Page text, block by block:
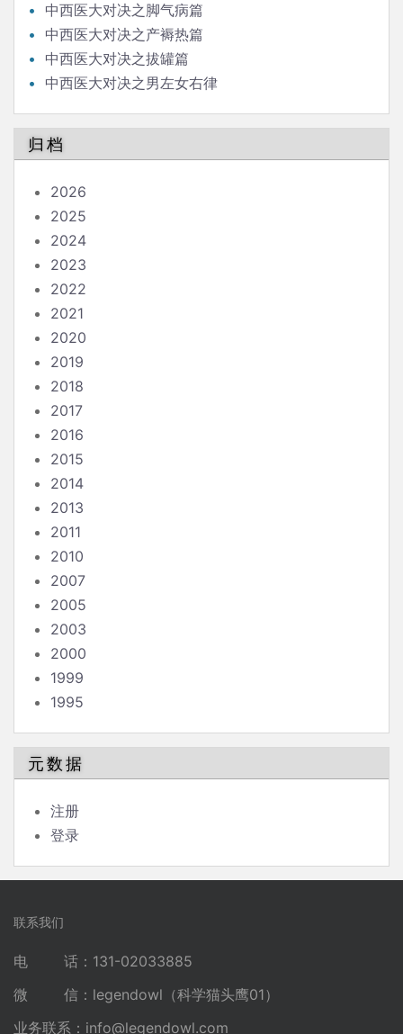
中西医大对决之脚气病篇
中西医大对决之产褥热篇
中西医大对决之拔罐篇
中西医大对决之男左女右律
归档
2026
2025
2024
2023
2022
2021
2020
2019
2018
2017
2016
2015
2014
2013
2011
2010
2007
2005
2003
2000
1999
1995
元数据
注册
登录
联系我们
电 话：131-02033885
微 信：legendowl（科学猫头鹰01）
业务联系： info@legendowl.com